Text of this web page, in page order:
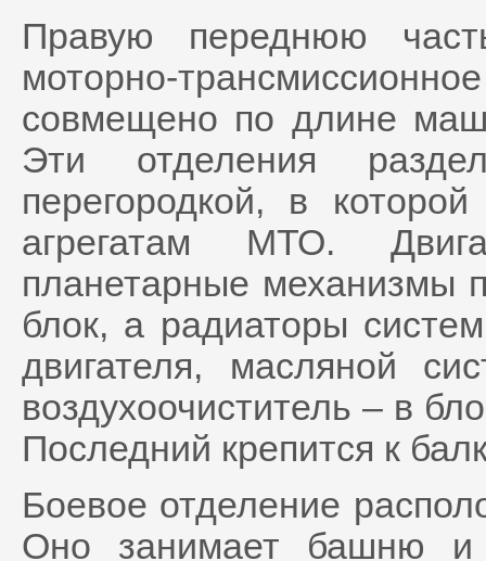
Правую переднюю
моторно-
совмещено по длине
Эти отделения
перегородкой, в
агрегатам МТО.
планетарные механизмы
блок, а радиаторы
двигателя, масляной
воздухоочиститель – в
Последний крепится к
Боевое отделение
Оно занимает башню и